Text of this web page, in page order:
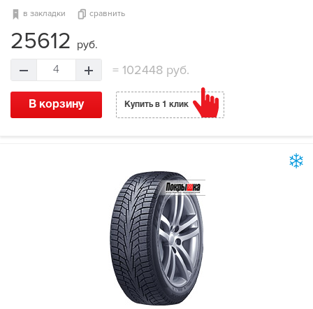
в закладки сравнить
25612 руб.
4 =102448 руб.
В корзину Купить в 1 клик